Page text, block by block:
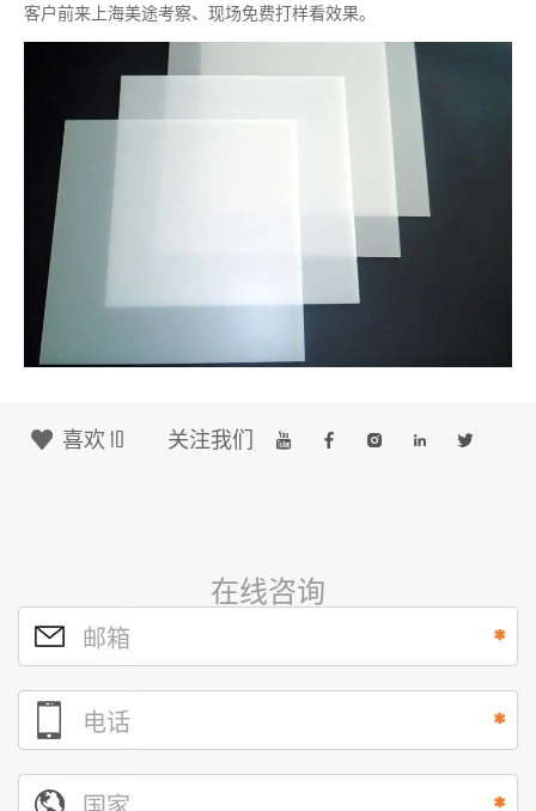
客户前来上海美途考察、现场免费打样看效果。
喜欢 10 关注我们
在线咨询
邮箱
电话
国家